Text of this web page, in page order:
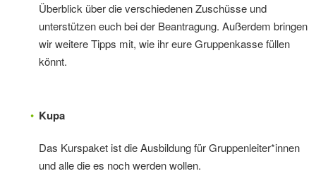
Überblick über die verschiedenen Zuschüsse und
unterstützen euch bei der Beantragung. Außerdem bringen
wir weitere Tipps mit, wie ihr eure Gruppenkasse füllen
könnt.
Kupa
Das Kurspaket ist die Ausbildung für Gruppenleiter*innen
und alle die es noch werden wollen.